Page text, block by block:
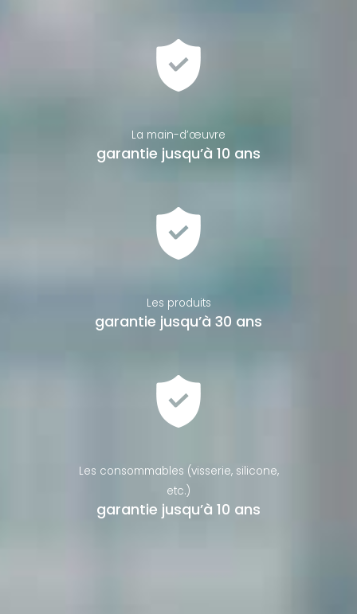
La main-d’œuvre
garantie jusqu’à 10 ans
Les produits
garantie jusqu’à 30 ans
Les consommables (visserie, silicone,
etc.)
garantie jusqu’à 10 ans